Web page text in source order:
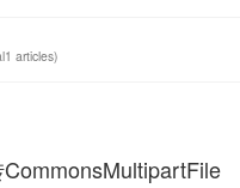
articles)